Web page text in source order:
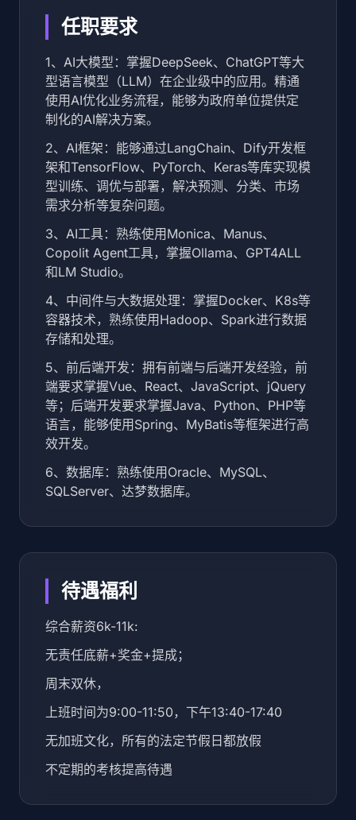
任职要求
1、AI大模型：掌握DeepSeek、ChatGPT等大
型语言模型（LLM）在企业级中的应用。精通
使用AI优化业务流程，能够为政府单位提供定
制化的AI解决方案。
2、AI框架：能够通过LangChain、Dify开发框
架和TensorFlow、PyTorch、Keras等库实现模
型训练、调优与部署，解决预测、分类、市场
需求分析等复杂问题。
3、AI工具：熟练使用Monica、Manus、
Copolit Agent工具，掌握Ollama、GPT4ALL
和LM Studio。
4、中间件与大数据处理：掌握Docker、K8s等
容器技术，熟练使用Hadoop、Spark进行数据
存储和处理。
5、前后端开发：拥有前端与后端开发经验，前
端要求掌握Vue、React、JavaScript、jQuery
等；后端开发要求掌握Java、Python、PHP等
语言，能够使用Spring、MyBatis等框架进行高
效开发。
6、数据库：熟练使用Oracle、MySQL、
SQLServer、达梦数据库。
待遇福利
综合薪资6k-11k:
无责任底薪+奖金+提成；
周末双休，
上班时间为9:00-11:50，下午13:40-17:40
无加班文化，所有的法定节假日都放假
不定期的考核提高待遇